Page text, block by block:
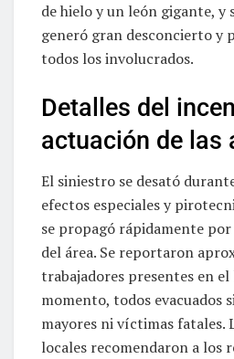
de hielo y un león gigante, y
generó gran desconcierto y
todos los involucrados.
Detalles del
actuación de las
El siniestro se desató
efectos especiales y
se propagó rápidamente
del área. Se reportaron
trabajadores presentes en el
momento, todos evacuados
mayores ni víctimas fatales.
locales recomendaron a los